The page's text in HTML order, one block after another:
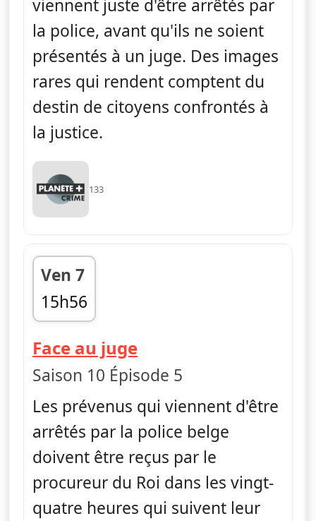
viennent juste d'être arrêtés par
la police, avant qu'ils ne soient
présentés à un juge. Des images
rares qui rendent comptent du
destin de citoyens confrontés à
la justice.
133
Ven 7
15h56
fin 16h36
Face au juge— Face au juge
Saison 10 Épisode 5
Les prévenus qui viennent d'être
arrêtés par la police belge
doivent être reçus par le
procureur du Roi dans les vingt-
quatre heures qui suivent leur